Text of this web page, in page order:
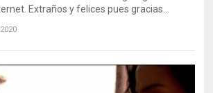
Extraños y felices pues gracias…